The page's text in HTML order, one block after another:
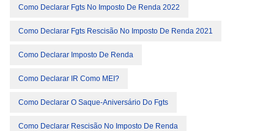
Como Declarar Fgts No Imposto De Renda 2022
Como Declarar Fgts Rescisão No Imposto De Renda 2021
Como Declarar Imposto De Renda
Como Declarar IR Como MEI?
Como Declarar O Saque-Aniversário Do Fgts
Como Declarar Rescisão No Imposto De Renda